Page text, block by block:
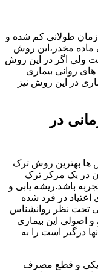
طولانی کم شده و
مخدر،این روش
ولی اگر در این روش
روانی بیماری
در این روش نیز
در
ها بهترین روش ترک
در یک مرکز ترک
باشد.ریشه یابی و
اعتیاد در فرد شده
تحت نظر روانشناس
اصولی این بیماری
درگیر است را به
و قطع مصرف